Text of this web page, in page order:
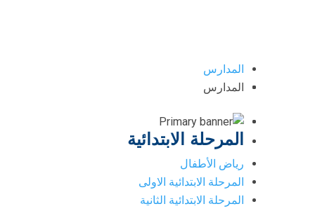
المدارس
المدارس
المرحلة الابتدائية
رياض الأطفال
المرحلة الابتدائية الاولى
المرحلة الابتدائية الثانية